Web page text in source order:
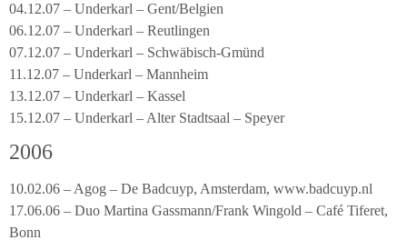
04.12.07 – Underkarl – Gent/Belgien
06.12.07 – Underkarl – Reutlingen
07.12.07 – Underkarl – Schwäbisch-Gmünd
11.12.07 – Underkarl – Mannheim
13.12.07 – Underkarl – Kassel
15.12.07 – Underkarl – Alter Stadtsaal – Speyer
2006
10.02.06 – Agog – De Badcuyp, Amsterdam, www.badcuyp.nl
17.06.06 – Duo Martina Gassmann/Frank Wingold – Café Tiferet,
Bonn